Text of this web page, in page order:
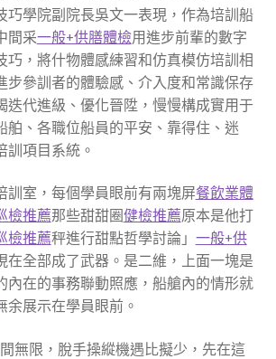
巧學院副院長吳文一表現，作為培訓船
間采一般+供膳體檢用進步前輩的數字
巧，將什物體感練習和仿真模仿培訓相
步參訓者的體驗感、介入度和常識保存
迭代進級、優化晉陞，慢慢構成實用于
舶、各職位船員的平安、靠得住、迷
訓項目系統。
訓室，每個學員眼前有兩塊屏餐飲業體
檢推薦那些甜甜圈健檢推薦原本是他打
檢推薦秤進行甜點哲學討論」 一般+供
在全部成了武器。是二維，上面一塊是
內在的事務聯動照應，船艙內的情形就
余展示在學員眼前。
無限，脫手操縱機遇比擬少，先在這